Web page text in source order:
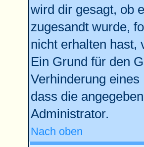
wird dir gesagt, ob
zugesandt wurde,
nicht erhalten hast,
Ein Grund für den
Verhinderung
dass die
Administrator.
Nach oben